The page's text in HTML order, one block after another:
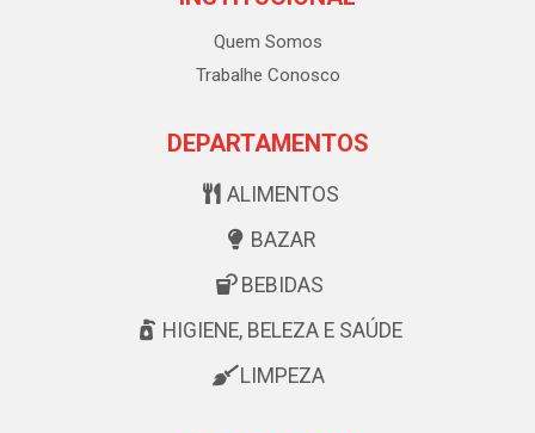
Quem Somos
Trabalhe Conosco
DEPARTAMENTOS
ALIMENTOS
BAZAR
BEBIDAS
HIGIENE, BELEZA E SAÚDE
LIMPEZA